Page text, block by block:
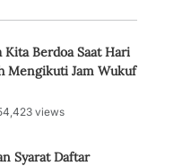
Kita Berdoa Saat Hari
Mengikuti Jam Wukuf
views
Syarat Daftar